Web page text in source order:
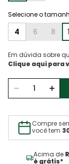
4 6 8
Em dúvida sobre
Compre
você tem
Acima de
é grátis*